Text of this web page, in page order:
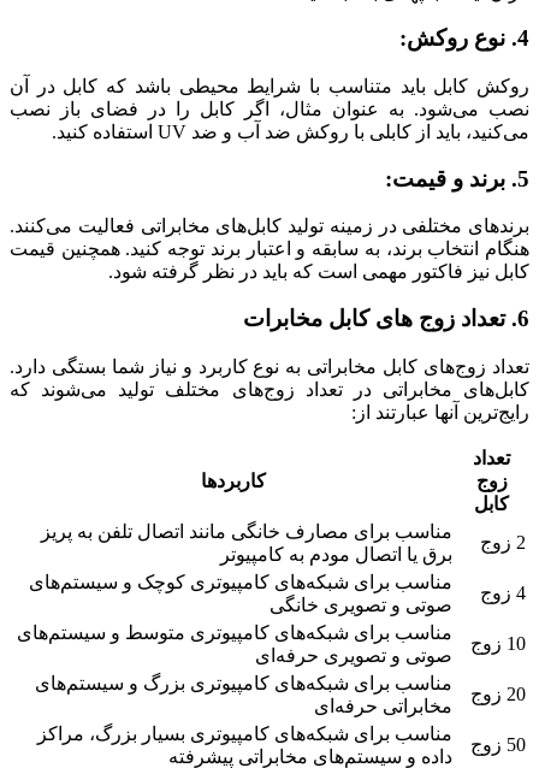
4. نوع روکش:
روکش کابل باید متناسب با شرایط محیطی باشد که کابل در آن
نصب می‌شود. به عنوان مثال، اگر کابل را در فضای باز نصب
می‌کنید، باید از کابلی با روکش ضد آب و ضد UV استفاده کنید.
5. برند و قیمت:
برندهای مختلفی در زمینه تولید کابل‌های مخابراتی فعالیت می‌کنند.
هنگام انتخاب برند، به سابقه و اعتبار برند توجه کنید. همچنین قیمت
کابل نیز فاکتور مهمی است که باید در نظر گرفته شود.
6. تعداد زوج های کابل مخابرات
تعداد زوج‌های کابل مخابراتی به نوع کاربرد و نیاز شما بستگی دارد.
کابل‌های مخابراتی در تعداد زوج‌های مختلف تولید می‌شوند که
رایج‌ترین آنها عبارتند از:
تعداد
زوج
کابل
کاربردها
2 زوج
مناسب برای مصارف خانگی مانند اتصال تلفن به پریز
برق یا اتصال مودم به کامپیوتر
4 زوج
مناسب برای شبکه‌های کامپیوتری کوچک و سیستم‌های
صوتی و تصویری خانگی
10 زوج
مناسب برای شبکه‌های کامپیوتری متوسط و سیستم‌های
صوتی و تصویری حرفه‌ای
20 زوج
مناسب برای شبکه‌های کامپیوتری بزرگ و سیستم‌های
مخابراتی حرفه‌ای
50 زوج
مناسب برای شبکه‌های کامپیوتری بسیار بزرگ، مراکز
داده و سیستم‌های مخابراتی پیشرفته